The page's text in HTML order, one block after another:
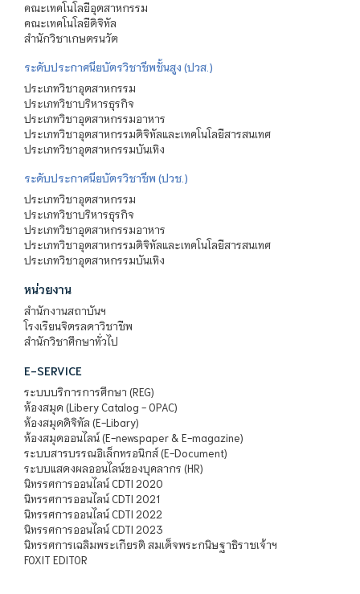
คณะเทคโนโลยีอุตสาหกรรม
คณะเทคโนโลยีดิจิทัล
สำนักวิชาเกษตรนวัต
ระดับประกาศนียบัตรวิชาชีพชั้นสูง (ปวส.)
ประเภทวิชาอุตสาหกรรม
ประเภทวิชาบริหารธุรกิจ
ประเภทวิชาอุตสาหกรรมอาหาร
ประเภทวิชาอุตสาหกรรมดิจิทัลและเทคโนโลยีสารสนเทศ
ประเภทวิชาอุตสาหกรรมบันเทิง
ระดับประกาศนียบัตรวิชาชีพ (ปวช.)
ประเภทวิชาอุตสาหกรรม
ประเภทวิชาบริหารธุรกิจ
ประเภทวิชาอุตสาหกรรมอาหาร
ประเภทวิชาอุตสาหกรรมดิจิทัลและเทคโนโลยีสารสนเทศ
ประเภทวิชาอุตสาหกรรมบันเทิง
หน่วยงาน
สำนักงานสถาบันฯ
โรงเรียนจิตรลดาวิชาชีพ
สำนักวิชาศึกษาทั่วไป
E-SERVICE
ระบบบริการการศึกษา (REG)
ห้องสมุด (Libery Catalog - OPAC)
ห้องสมุดดิจิทัล (E-Libary)
ห้องสมุดออนไลน์ (E-newspaper & E-magazine)
ระบบสารบรรณอิเล็กทรอนิกส์ (E-Document)
ระบบแสดงผลออนไลน์ของบุคลากร (HR)
นิทรรศการออนไลน์ CDTI 2020
นิทรรศการออนไลน์ CDTI 2021
นิทรรศการออนไลน์ CDTI 2022
นิทรรศการออนไลน์ CDTI 2023
นิทรรศการเฉลิมพระเกียรติ สมเด็จพระกนิษฐาธิราชเจ้าฯ
FOXIT EDITOR